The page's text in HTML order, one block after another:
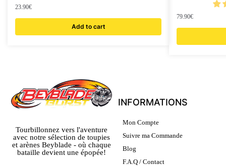
23.90€
Add to cart
79.90€
Tourbillonnez vers l'aventure
avec notre sélection de toupies
et arènes Beyblade - où chaque
bataille devient une épopée!
INFORMATIONS
Mon Compte
Suivre ma Commande
Blog
F.A.Q / Contact